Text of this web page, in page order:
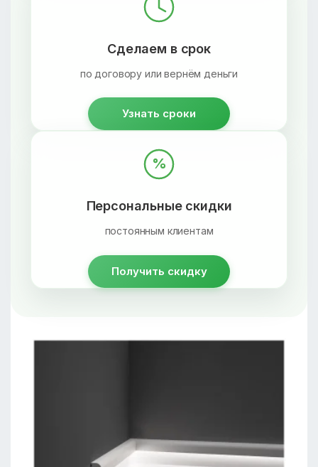
Сделаем в срок
по договору или вернём деньги
Узнать сроки
%
Персональные скидки
постоянным клиентам
Получить скидку